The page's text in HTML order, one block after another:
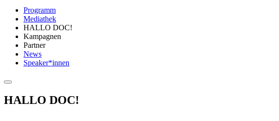
Programm
Mediathek
HALLO DOC!
Kampagnen
Partner
News
Speaker*innen
HALLO DOC!